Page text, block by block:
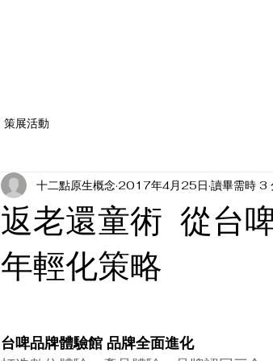
策展活動
返老還童術 從台
年輕化策略
十二點原生概念 2017年4月25日 讀畢需時 3
台啤品牌體驗館 品牌全面進化